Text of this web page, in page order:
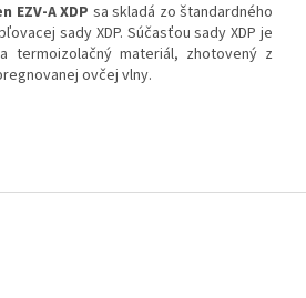
EZV-A XDP sa skladá zo štandardného
sady XDP. Súčasťou sady XDP je
termoizolačný materiál, zhotovený z
ovčej vlny.